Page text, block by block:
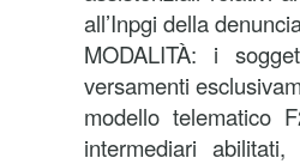
all’Inpgi della
MODALITÀ: i
versamenti
modello telematico
intermediari